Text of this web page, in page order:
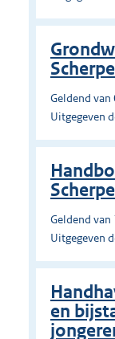
Geldend
Uitgegeven
Geldend
Uitgegeven
en